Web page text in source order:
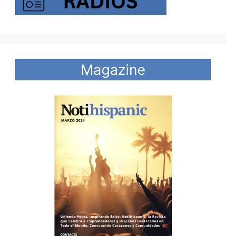
Magazine